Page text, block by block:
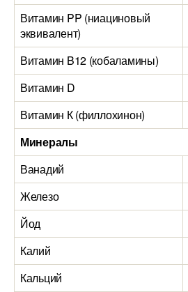
Витамин PP (ниациновый
эквивалент)
Витамин B12 (кобаламины)
Витамин D
Витамин К (филлохинон)
Минералы
Ванадий
Железо
Йод
Калий
Кальций